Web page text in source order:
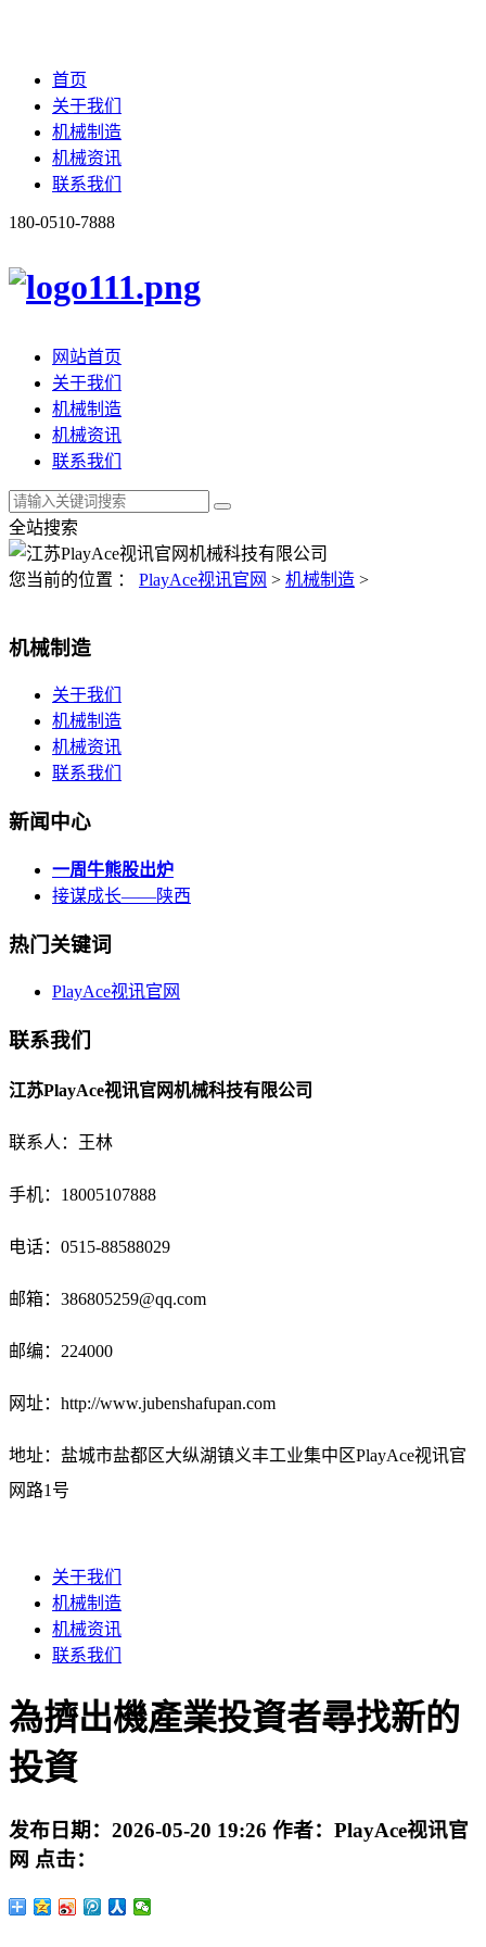
首页
关于我们
机械制造
机械资讯
联系我们
180-0510-7888
网站首页
关于我们
机械制造
机械资讯
联系我们
全站搜索
您当前的位置 ： PlayAce视讯官网 > 机械制造 >
机械制造
关于我们
机械制造
机械资讯
联系我们
新闻中心
一周牛熊股出炉
接谋成长——陕西
热门关键词
PlayAce视讯官网
联系我们
江苏PlayAce视讯官网机械科技有限公司
联系人：王林
手机：18005107888
电话： 0515-88588029
邮箱： 386805259@qq.com
邮编：224000
网址：http://www.jubenshafupan.com
地址：盐城市盐都区大纵湖镇义丰工业集中区PlayAce视讯官
网路1号
关于我们
机械制造
机械资讯
联系我们
為擠出機產業投資者尋找新的
投資
发布日期： 2026-05-20 19:26 作者： PlayAce视讯官
网 点击：